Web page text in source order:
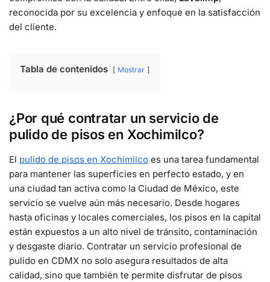
reconocida por su excelencia y enfoque en la satisfacción
del cliente.
Tabla de contenidos Mostrar
¿Por qué contratar un servicio de
pulido de pisos en Xochimilco?
El pulido de pisos en Xochimilco es una tarea fundamental
para mantener las superficies en perfecto estado, y en
una ciudad tan activa como la Ciudad de México, este
servicio se vuelve aún más necesario. Desde hogares
hasta oficinas y locales comerciales, los pisos en la capital
están expuestos a un alto nivel de tránsito, contaminación
y desgaste diario. Contratar un servicio profesional de
pulido en CDMX no solo asegura resultados de alta
calidad, sino que también te permite disfrutar de pisos